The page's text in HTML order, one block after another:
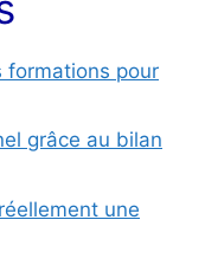
formations pour
grâce au bilan
une